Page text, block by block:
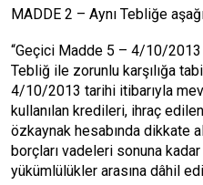
MADDE 2 – Aynı Tebliğe
“Geçici Madde 5 – 4/10/
Tebliğ ile zorunlu karşılığa
4/10/2013 tarihi itibarıyla
kullanılan kredileri, ihraç
özkaynak hesabında dikkate
borçları vadeleri sonuna
yükümlülükler arasına dâhil